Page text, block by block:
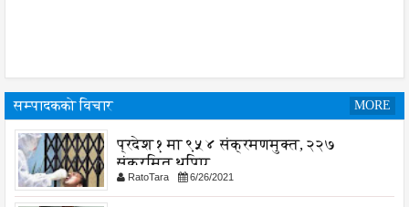
सम्पादकको विचार MORE
प्रदेश १ मा ९५४ संक्रमणमुक्त, २२७
संक्रमित थपिए
RatoTara 6/26/2021